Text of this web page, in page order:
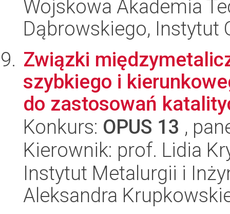
Wojskowa Akademia
Dąbrowskiego, Instytut
Związki
szybkiego i
do zastosowań
Konkurs: OPUS 13 ,
Kierownik: prof. Lidia
Instytut Metalurgii i
Aleksandra